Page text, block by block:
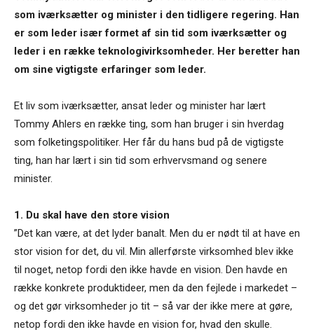
som iværksætter og minister i den tidligere regering. Han
er som leder især formet af sin tid som iværksætter og
leder i en række teknologivirksomheder. Her beretter han
om sine vigtigste erfaringer som leder.
Et liv som iværksætter, ansat leder og minister har lært
Tommy Ahlers en række ting, som han bruger i sin hverdag
som folketingspolitiker. Her får du hans bud på de vigtigste
ting, han har lært i sin tid som erhvervsmand og senere
minister.
1. Du skal have den store vision
”Det kan være, at det lyder banalt. Men du er nødt til at have en
stor vision for det, du vil. Min allerførste virksomhed blev ikke
til noget, netop fordi den ikke havde en vision. Den havde en
række konkrete produktideer, men da den fejlede i markedet –
og det gør virksomheder jo tit – så var der ikke mere at gøre,
netop fordi den ikke havde en vision for, hvad den skulle.